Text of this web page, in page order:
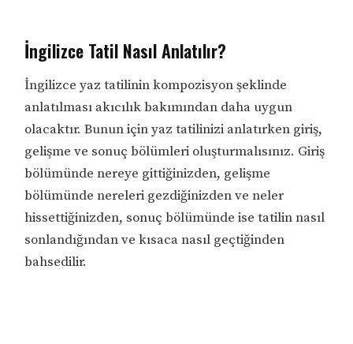
İngilizce Tatil Nasıl Anlatılır?
İngilizce yaz tatilinin kompozisyon şeklinde
anlatılması akıcılık bakımından daha uygun
olacaktır. Bunun için yaz tatilinizi anlatırken giriş,
gelişme ve sonuç bölümleri oluşturmalısınız. Giriş
bölümünde nereye gittiğinizden, gelişme
bölümünde nereleri gezdiğinizden ve neler
hissettiğinizden, sonuç bölümünde ise tatilin nasıl
sonlandığından ve kısaca nasıl geçtiğinden
bahsedilir.